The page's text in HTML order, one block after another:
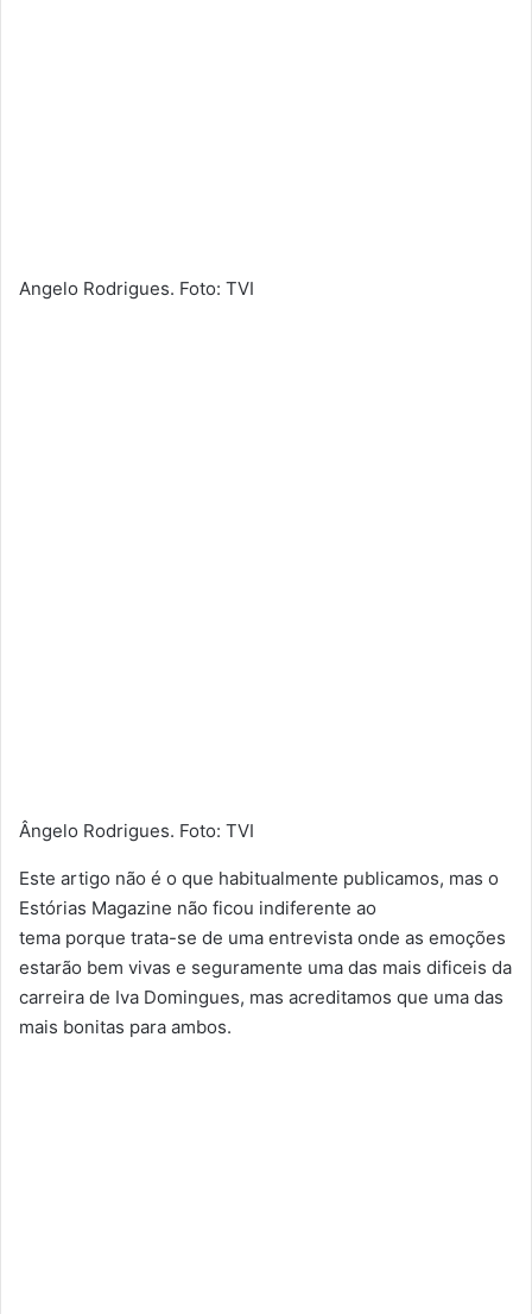
Angelo Rodrigues. Foto: TVI
Ângelo Rodrigues. Foto: TVI
Este artigo não é o que habitualmente publicamos, mas o
Estórias Magazine não ficou indiferente ao
tema porque trata-se de uma entrevista onde as emoções
estarão bem vivas e seguramente uma das mais dificeis da
carreira de Iva Domingues, mas acreditamos que uma das
mais bonitas para ambos.